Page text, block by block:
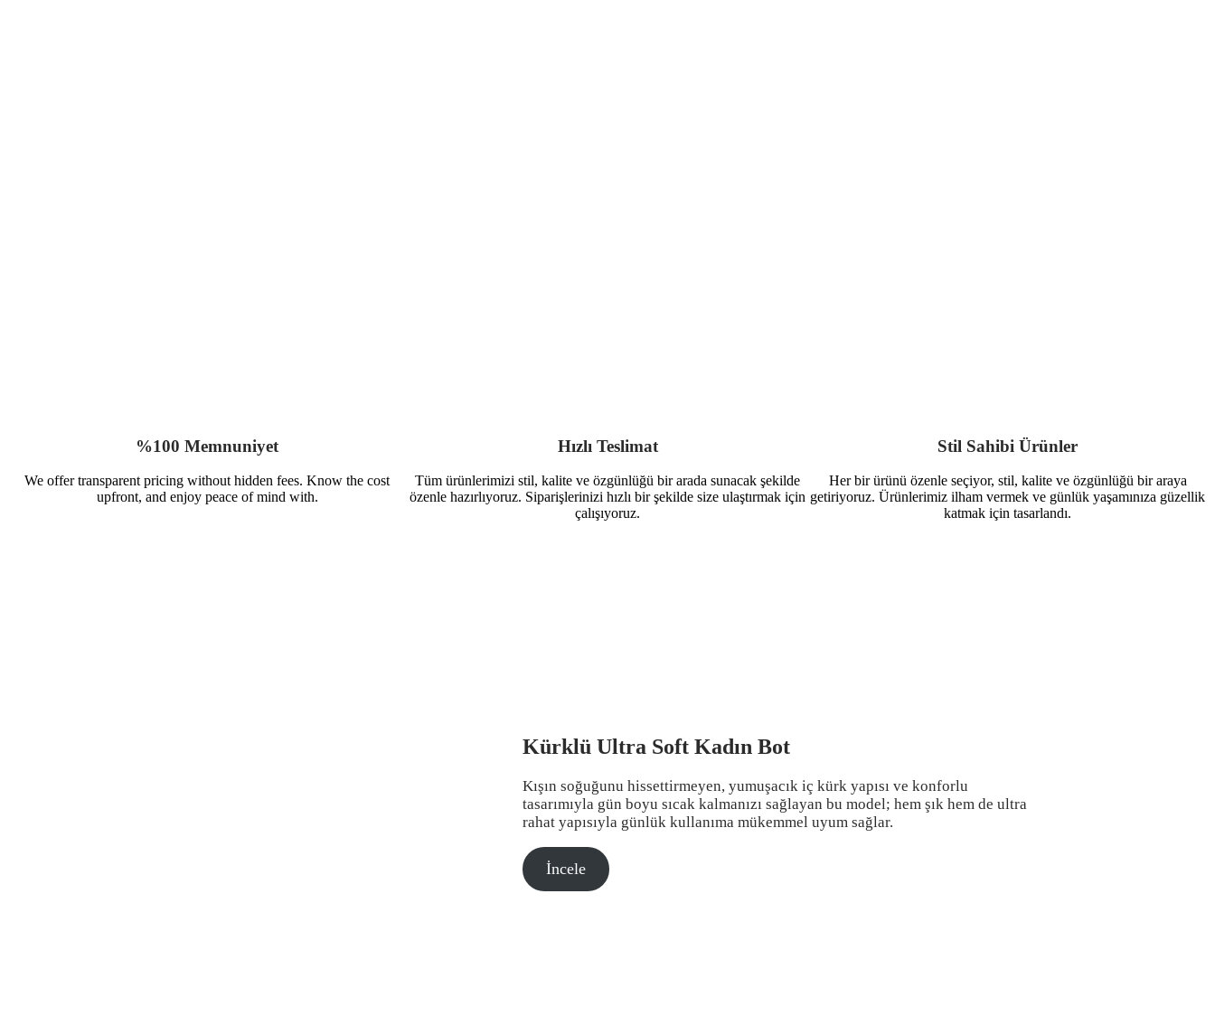
%100 Memnuniyet
We offer transparent pricing without hidden fees. Know the cost
upfront, and enjoy peace of mind with.
Hızlı Teslimat
Tüm ürünlerimizi stil, kalite ve özgünlüğü bir arada sunacak şekilde
özenle hazırlıyoruz. Siparişlerinizi hızlı bir şekilde size ulaştırmak için
çalışıyoruz.
Stil Sahibi Ürünler
Her bir ürünü özenle seçiyor, stil, kalite ve özgünlüğü bir araya
getiriyoruz. Ürünlerimiz ilham vermek ve günlük yaşamınıza güzellik
katmak için tasarlandı.
Kürklü Ultra Soft Kadın Bot
Kışın soğuğunu hissettirmeyen, yumuşacık iç kürk yapısı ve konforlu
tasarımıyla gün boyu sıcak kalmanızı sağlayan bu model; hem şık hem de ultra
rahat yapısıyla günlük kullanıma mükemmel uyum sağlar.
İncele